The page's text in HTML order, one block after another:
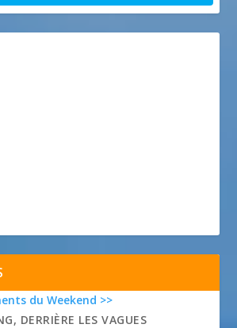
du Weekend >>
DERRIÈRE LES VAGUES